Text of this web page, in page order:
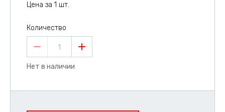
Цена за 1 шт.
Количество
1
Нет в наличии